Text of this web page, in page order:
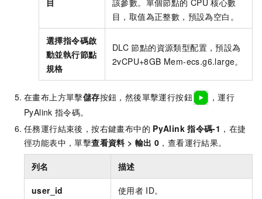
目，取值為正整數，預設為空白。
選擇指令碼啟
動並執行節點
規格
DLC 節點的資源類型配置，預設為
2vCPU+8GB Mem-ecs.g6.large。
在畫布上方單擊儲存按鈕，然後單擊運行按鈕
，運行
PyAlink 指令碼。
任務運行結束後，按右鍵畫布中的 PyAlink 指令碼-1 ，在捷
徑功能表中，單擊查看資料>輸出 0 ，查看運行結果。
列名 描述
user_id 使用者 ID。